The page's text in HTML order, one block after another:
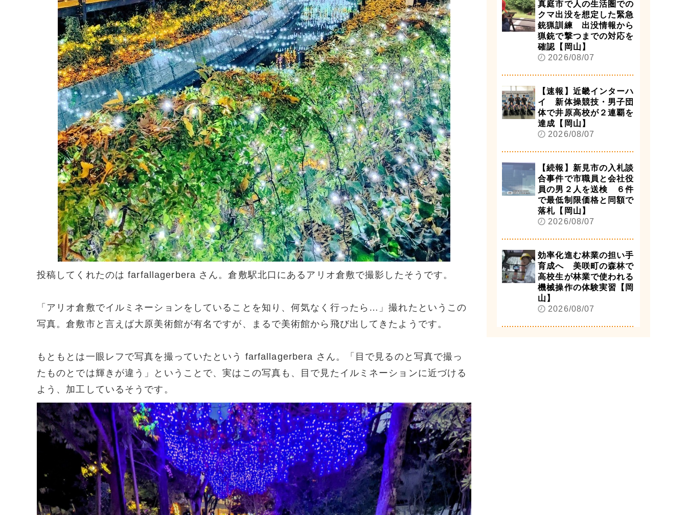
投稿してくれたのは farfallagerbera さん。倉敷駅北口にあるアリオ倉敷で撮影したそうです。
「アリオ倉敷でイルミネーションをしていることを知り、何気なく行ったら…」撮れたというこの
写真。倉敷市と言えば大原美術館が有名ですが、まるで美術館から飛び出してきたようです。
もともとは一眼レフで写真を撮っていたという farfallagerbera さん。「目で見るのと写真で撮っ
たものとでは輝きが違う」ということで、実はこの写真も、目で見たイルミネーションに近づける
よう、加工しているそうです。
真庭市で人の生活圏での
クマ出没を想定した緊急
銃猟訓練 出没情報から
猟銃で撃つまでの対応を
確認【岡山】
2026/08/07
【速報】近畿インターハ
イ 新体操競技・男子団
体で井原高校が２連覇を
達成【岡山】
2026/08/07
【続報】新見市の入札談
合事件で市職員と会社役
員の男２人を送検 ６件
で最低制限価格と同額で
落札【岡山】
2026/08/07
効率化進む林業の担い手
育成へ 美咲町の森林で
高校生が林業で使われる
機械操作の体験実習【岡
山】
2026/08/07